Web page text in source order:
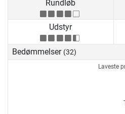
Rundløb
Udstyr
Bedømmelser (32)
Laveste